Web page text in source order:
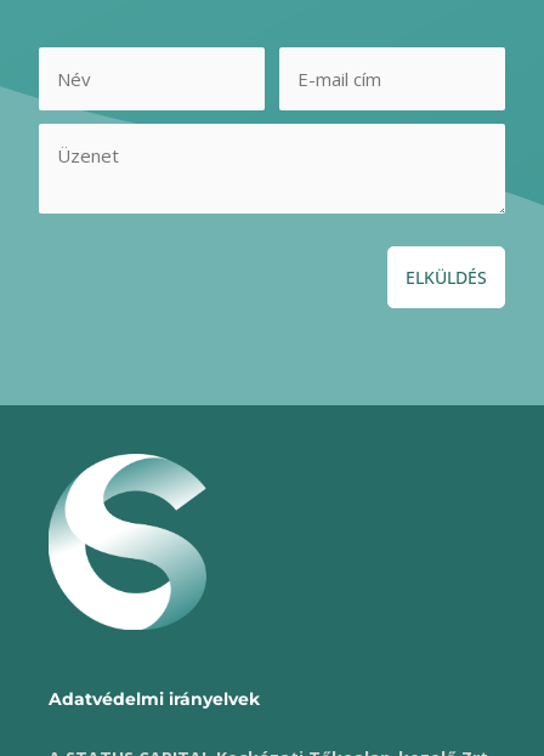
ELKÜLDÉS
Adatvédelmi irányelvek